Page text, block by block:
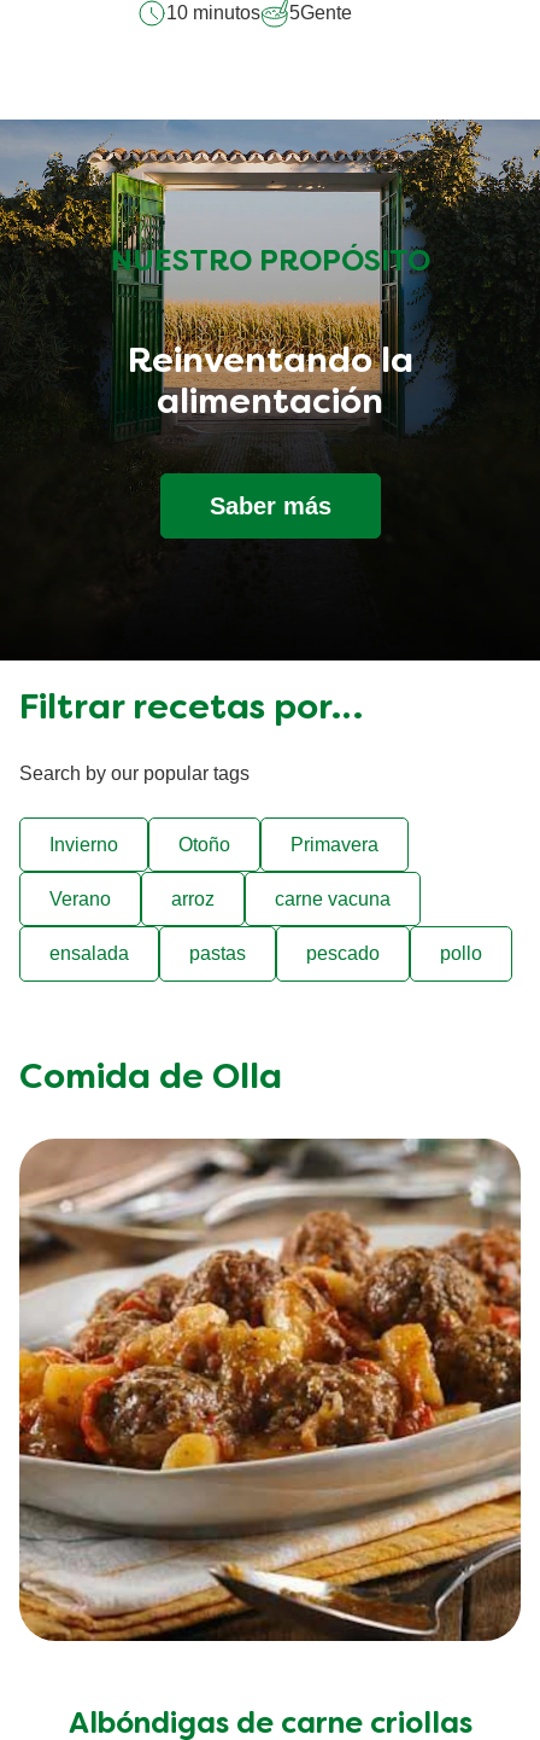
10 minutos 5Gente
NUESTRO PROPÓSITO
Reinventando la
alimentación
Saber más
Filtrar recetas por…
Search by our popular tags
Invierno Otoño Primavera
Verano arroz carne vacuna
ensalada pastas pescado pollo
Comida de Olla
Albóndigas de carne criollas